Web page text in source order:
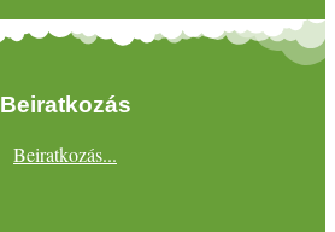
Beiratkozás
Beiratkozás...